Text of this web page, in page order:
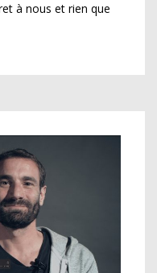
à nous et rien que